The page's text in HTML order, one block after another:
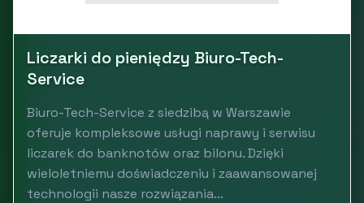
Liczarki do pieniędzy Biuro-Tech-
Service
Biuro-Tech-Service z siedzibą w Warszawie
oferuje kompleksowe usługi naprawy i serwisu
liczarek do banknotów oraz bilonu. Dzięki
wieloletniemu doświadczeniu i zaawansowanej
technologii nasze rozwiązania...